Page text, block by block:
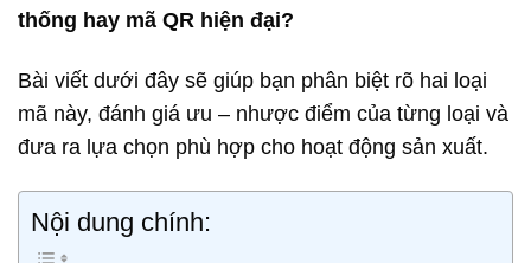
thống hay mã QR hiện đại?
Bài viết dưới đây sẽ giúp bạn phân biệt rõ hai loại
mã này, đánh giá ưu – nhược điểm của từng loại và
đưa ra lựa chọn phù hợp cho hoạt động sản xuất.
Nội dung chính: